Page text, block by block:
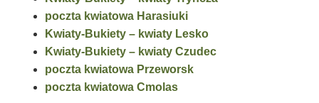
poczta kwiatowa Harasiuki
Kwiaty-Bukiety – kwiaty Lesko
Kwiaty-Bukiety – kwiaty Czudec
poczta kwiatowa Przeworsk
poczta kwiatowa Cmolas